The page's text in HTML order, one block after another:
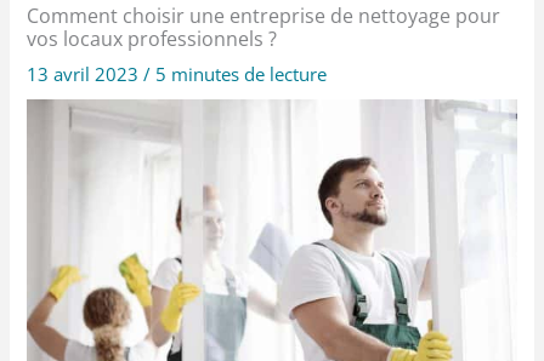
Comment choisir une entreprise de nettoyage pour
vos locaux professionnels ?
13 avril 2023/ 5 minutes de lecture